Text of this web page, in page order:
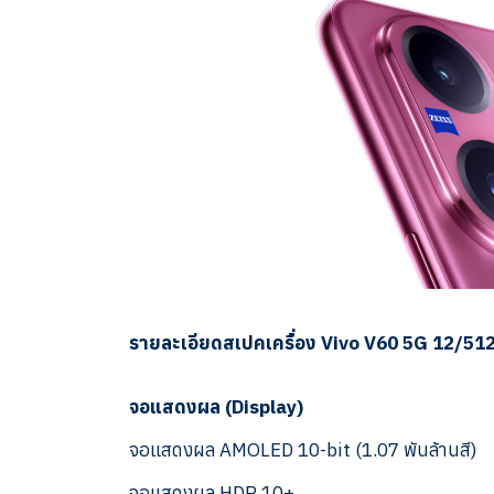
รายละเอียดสเปคเครื่อง Vivo V60 5G 12/
จอแสดงผล (Display)
จอแสดงผล AMOLED 10-bit (1.07 พันล้านสี)